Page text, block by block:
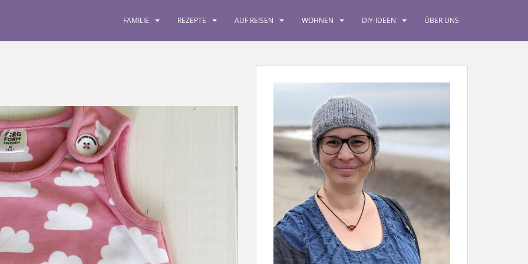
FAMILIE REZEPTE AUF REISEN WOHNEN DIY-IDEEN ÜBER UNS